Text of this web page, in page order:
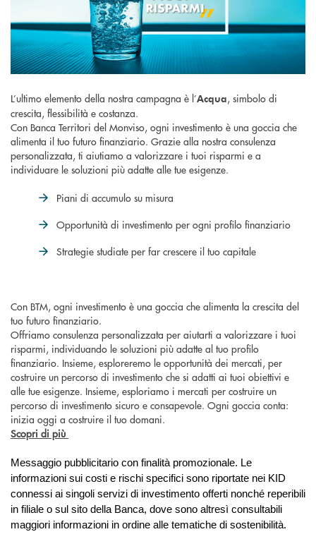
L’ultimo elemento della nostra campagna è l’Acqua, simbolo di
crescita, flessibilità e costanza.
Con Banca Territori del Monviso, ogni investimento è una goccia che
alimenta il tuo futuro finanziario. Grazie alla nostra consulenza
personalizzata, ti aiutiamo a valorizzare i tuoi risparmi e a
individuare le soluzioni più adatte alle tue esigenze.
Piani di accumulo su misura
Opportunità di investimento per ogni profilo finanziario
Strategie studiate per far crescere il tuo capitale
Con BTM, ogni investimento è una goccia che alimenta la crescita del
tuo futuro finanziario.
Offriamo consulenza personalizzata per aiutarti a valorizzare i tuoi
risparmi, individuando le soluzioni più adatte al tuo profilo
finanziario. Insieme, esploreremo le opportunità dei mercati, per
costruire un percorso di investimento che si adatti ai tuoi obiettivi e
alle tue esigenze. Insieme, esploriamo i mercati per costruire un
percorso di investimento sicuro e consapevole. Ogni goccia conta:
inizia oggi a costruire il tuo domani.
Scopri di più
Messaggio pubblicitario con finalità promozionale. Le
informazioni sui costi e rischi specifici sono riportate nei KID
connessi ai singoli servizi di investimento offerti nonché reperibili
in filiale o sul sito della Banca, dove sono altresì consultabili
maggiori informazioni in ordine alle tematiche di sostenibilità.